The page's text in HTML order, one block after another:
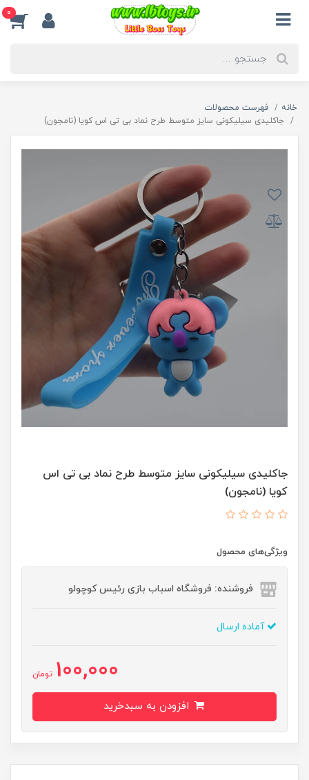
0
خانه
فهرست محصولات
جاکلیدی سیلیکونی سایز متوسط طرح نماد بی تی اس کویا (نامجون)
جاکلیدی سیلیکونی سایز متوسط طرح نماد بی تی اس
کویا (نامجون)
ویژگی‌های محصول
فروشنده: فروشگاه اسباب بازی رئیس کوچولو
آماده ارسال
100,000 تومان